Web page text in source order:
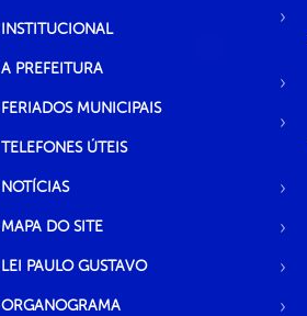
INSTITUCIONAL
A PREFEITURA
FERIADOS MUNICIPAIS
TELEFONES ÚTEIS
NOTÍCIAS
MAPA DO SITE
LEI PAULO GUSTAVO
ORGANOGRAMA